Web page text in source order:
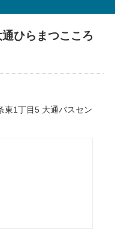
ひらまつこころ
東1丁目5 大通バスセン